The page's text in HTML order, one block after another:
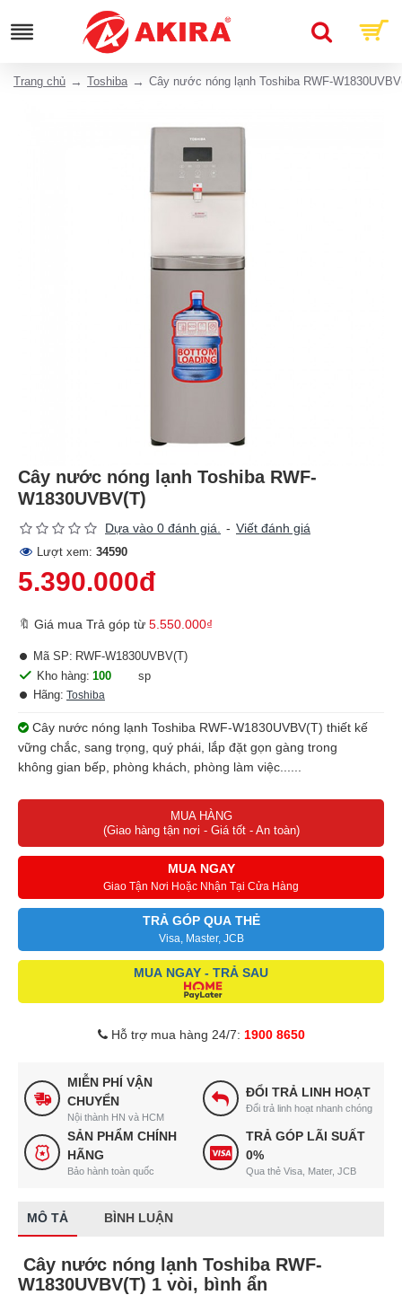
Trang chủ Toshiba Cây nước nóng lạnh Toshiba RWF-
Cây nước nóng lạnh Toshiba RWF-
W1830UVBV(T)
Dựa vào 0 đánh giá. - Viết đánh giá
Lượt xem: 34590
5.390.000đ
🔖 Giá mua Trả góp từ 5.550.000₫
Kho hàng: 100
sp
Hãng: Toshiba
Mã SP: RWF-W1830UVBV(T)
Cây nước nóng lạnh Toshiba RWF-W1830UVBV(T) thiết kế
vững chắc, sang trọng, quý phái, lắp đặt gọn gàng trong
không gian bếp, phòng khách, phòng làm việc......
MUA HÀNG
(Giao hàng tận nơi - Giá tốt - An toàn)
MUA NGAY
Giao Tận Nơi Hoặc Nhận Tại Cửa Hàng
TRẢ GÓP QUA THẺ
Visa, Master, JCB
MUA NGAY - TRẢ SAU
Hỗ trợ mua hàng 24/7: 1900 8650
MIỄN PHÍ VẬN
CHUYỂN
Nội thành HN và HCM
ĐỔI TRẢ LINH HOẠT
Đổi trả linh hoạt nhanh chóng
SẢN PHẨM CHÍNH
HÃNG
Bảo hành toàn quốc
TRẢ GÓP LÃI SUẤT
0%
Qua thẻ Visa, Mater, JCB
MÔ TẢ BÌNH LUẬN
Cây nước nóng lạnh Toshiba RWF-
W1830UVBV(T) 1 vòi, bình ẩn